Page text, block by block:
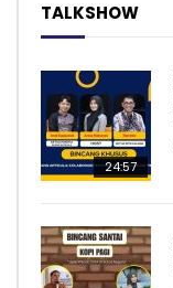
TALKSHOW
24:57